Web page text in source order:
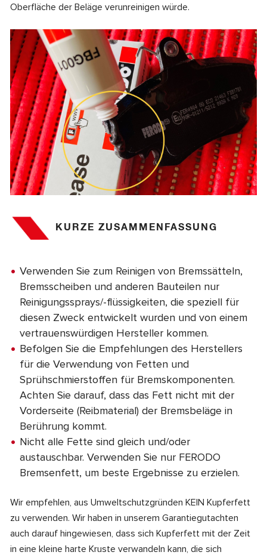
Oberfläche der Beläge verunreinigen würde.
KURZE ZUSAMMENFASSUNG
Verwenden Sie zum Reinigen von Bremssätteln,
Bremsscheiben und anderen Bauteilen nur
Reinigungssprays/-flüssigkeiten, die speziell für
diesen Zweck entwickelt wurden und von einem
vertrauenswürdigen Hersteller kommen.
Befolgen Sie die Empfehlungen des Herstellers
für die Verwendung von Fetten und
Sprühschmierstoffen für Bremskomponenten.
Achten Sie darauf, dass das Fett nicht mit der
Vorderseite (Reibmaterial) der Bremsbeläge in
Berührung kommt.
Nicht alle Fette sind gleich und/oder
austauschbar. Verwenden Sie nur FERODO
Bremsenfett, um beste Ergebnisse zu erzielen.
Wir empfehlen, aus Umweltschutzgründen KEIN Kupferfett
zu verwenden. Wir haben in unserem Garantiegutachten
auch darauf hingewiesen, dass sich Kupferfett mit der Zeit
in eine kleine harte Kruste verwandeln kann, die sich